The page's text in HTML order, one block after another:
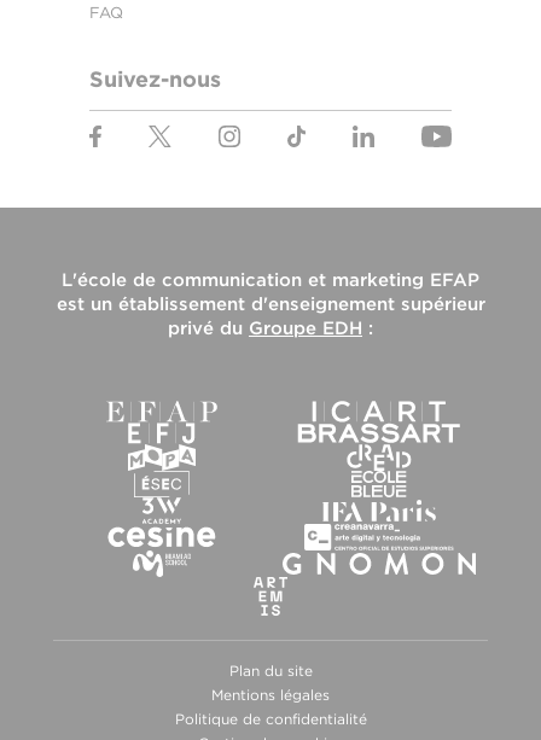
FAQ
Suivez-nous
L'école de communication et marketing EFAP
est un établissement d'enseignement supérieur
privé du Groupe EDH :
Plan du site
Mentions légales
Politique de confidentialité